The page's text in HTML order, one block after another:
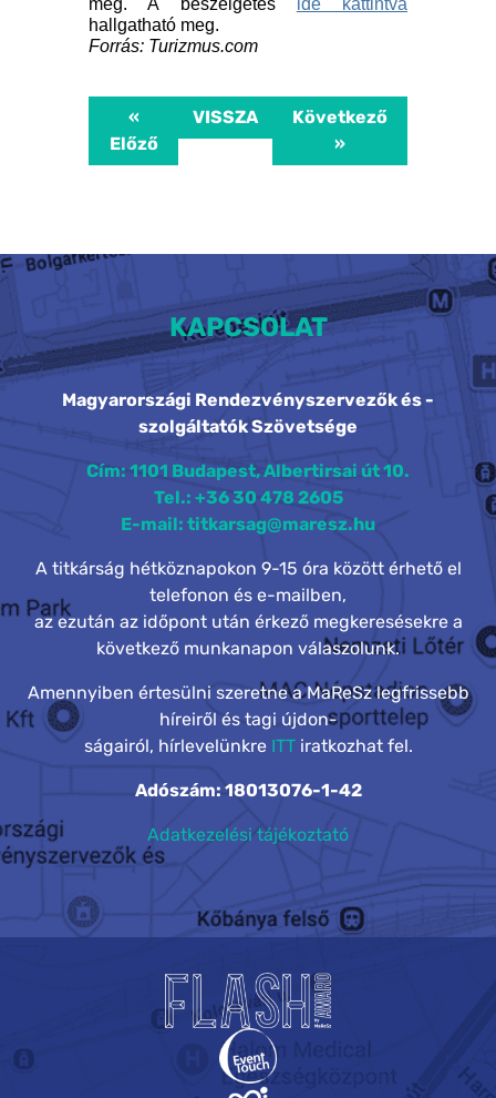
meg. A beszélgetés ide kattintva
hallgatható meg.
Forrás: Turizmus.com
«
Előző
VISSZA
Következő
»
KAPCSOLAT
Magyarországi Rendezvényszervezők és -
szolgáltatók Szövetsége
Cím: 1101 Budapest, Albertirsai út 10.
Tel.: +36 30 478 2605
E-mail: titkarsag@maresz.hu
A titkárság hétköznapokon 9-15 óra között érhető el
telefonon és e-mailben,
az ezután az időpont után érkező megkeresésekre a
következő munkanapon válaszolunk.
Amennyiben értesülni szeretne a MaReSz legfrissebb
híreiről és tagi újdon-
ságairól, hírlevelünkre ITTiratkozhat fel.
Adószám: 18013076-1-42
Adatkezelési tájékoztató